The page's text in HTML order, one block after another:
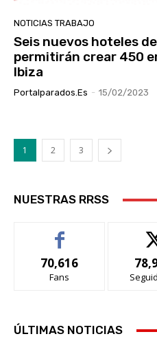
NOTICIAS TRABAJO
Seis nuevos hoteles
permitirán crear 450
Ibiza
Portalparados.es - 15/02/2023
1 2 3
NUESTRAS RRSS
70,616
Fans
ÚLTIMAS NOTICIAS